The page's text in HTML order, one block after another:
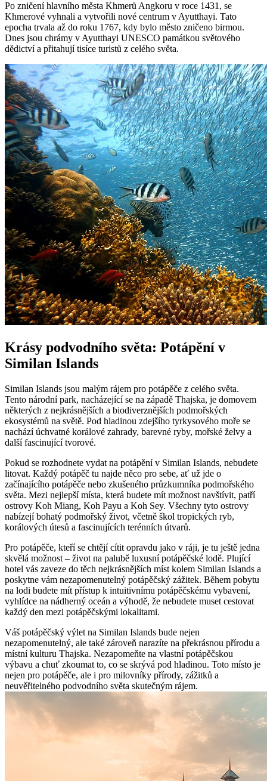
Po zničení hlavního města Khmerů Angkoru v roce 1431, se
Khmerové vyhnali a vytvořili nové centrum v Ayutthayi. Tato
epocha trvala až do roku 1767, kdy bylo město zničeno birmou.
Dnes jsou chrámy v Ayutthayi UNESCO památkou světového
dědictví a přitahují tisíce turistů z celého světa.
Krásy podvodního světa: Potápění v
Similan Islands
Similan Islands jsou malým rájem pro potápěče z celého světa.
Tento národní park, nacházející se na západě Thajska, je domovem
některých z nejkrásnějších a biodiverznějších podmořských
ekosystémů na světě. Pod hladinou zdejšího tyrkysového moře se
nachází úchvatné korálové zahrady, barevné ryby, mořské želvy a
další fascinující tvorové.
Pokud se rozhodnete vydat na potápění v Similan Islands, nebudete
litovat. Každý potápěč tu najde něco pro sebe, ať už jde o
začínajícího potápěče nebo zkušeného průzkumníka podmořského
světa. Mezi nejlepší místa, která budete mít možnost navštívit, patří
ostrovy Koh Miang, Koh Payu a Koh Sey. Všechny tyto ostrovy
nabízejí bohatý podmořský život, včetně škol tropických ryb,
korálových útesů a fascinujících terénních útvarů.
Pro potápěče, kteří se chtějí cítit opravdu jako v ráji, je tu ještě jedna
skvělá možnost – život na palubě luxusní potápěčské lodě. Plující
hotel vás zaveze do těch nejkrásnějších míst kolem Similan Islands a
poskytne vám nezapomenutelný potápěčský zážitek. Během pobytu
na lodi budete mít přístup k intuitivnímu potápěčskému vybavení,
vyhlídce na nádherný oceán a výhodě, že nebudete muset cestovat
každý den mezi potápěčskými lokalitami.
Váš potápěčský výlet na Similan Islands bude nejen
nezapomenutelný, ale také zároveň narazíte na překrásnou přírodu a
místní kulturu Thajska. Nezapomeňte na vlastní potápěčskou
výbavu a chuť zkoumat to, co se skrývá pod hladinou. Toto místo je
nejen pro potápěče, ale i pro milovníky přírody, zážitků a
neuvěřitelného podvodního světa skutečným rájem.